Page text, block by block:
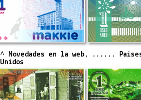
^ Novedades en la web, ......
Unidos